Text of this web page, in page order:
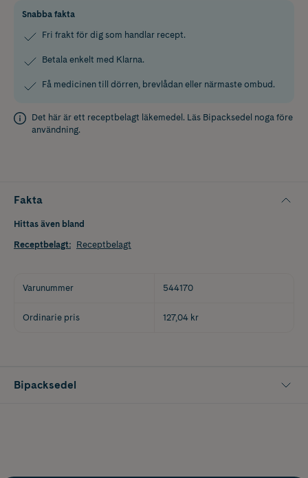
Snabba fakta
Fri frakt för dig som handlar recept.
Betala enkelt med Klarna.
Få medicinen till dörren, brevlådan eller närmaste ombud.
Det här är ett receptbelagt läkemedel. Läs Bipacksedel noga före
användning.
Fakta
Hittas även bland
Receptbelagt: Receptbelagt
Varunummer 544170
Ordinarie pris 127,04 kr
Bipacksedel